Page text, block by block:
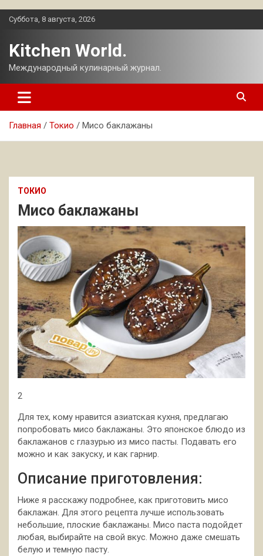
Перейти
Суббота, 8 августа, 2026
Kitchen World.
Международный кулинарный журнал.
Главная Токио Мисо баклажаны
ТОКИО
Мисо баклажаны
2
Для тех, кому нравится азиатская кухня, предлагаю
попробовать мисо баклажаны. Это японское блюдо из
баклажанов с глазурью из мисо пасты. Подавать его
можно и как закуску, и как гарнир.
Описание приготовления:
Ниже я расскажу подробнее, как приготовить мисо
баклажан. Для этого рецепта лучше использовать
небольшие, плоские баклажаны. Мисо паста подойдет
любая, выбирайте на свой вкус. Можно даже смешать
белую и темную пасту.